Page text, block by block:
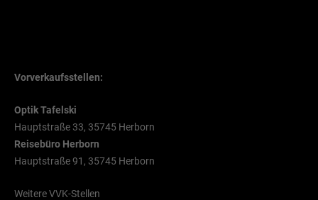
Vorverkaufsstellen:
Optik Tafelski
Hauptstraße 33, 35745 Herborn
Reisebüro Herborn
Hauptstraße 91, 35745 Herborn
Weitere VVK-Stellen